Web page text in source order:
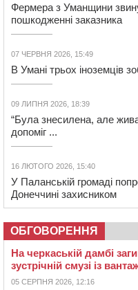
Фермера з Уманщини
пошкодженні заказника
07 ЧЕРВНЯ 2026, 15:49
В Умані трьох іноземців
09 ЛИПНЯ 2026, 18:39
“Була знесилена, але
допоміг ...
16 ЛЮТОГО 2026, 15:40
У Паланській громаді
Донеччині захисником
ОБГОВОРЕННЯ
На черкаській дамбі
зустрічній смузі із
05 СЕРПНЯ 2026, 12:16